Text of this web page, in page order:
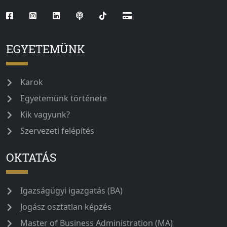
EGYETEMÜNK
Karok
Egyetemünk története
Kik vagyunk?
Szervezeti felépítés
OKTATÁS
Igazságügyi igazgatás (BA)
Jogász osztatlan képzés
Master of Business Administration (MA)